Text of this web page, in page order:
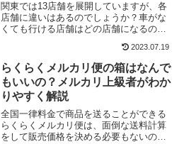
関東では13店舗を展開していますが、各
店舗に違いはあるのでしょうか？車がな
くても行ける店舗はどの店舗になるので
ガッツリと解説していきたいと思いま
す。この記事はこんな方におすすめで
す。関東に展開している店舗の特徴を知
りたい車がなくても行ける店舗を知りた
い売り場面積が一番広い店舗を知りたい
2023.07.19
らくらくメルカリ便の箱はなんで
もいいの？メルカリ上級者がわか
りやすく解説
全国一律料金で商品を送ることができる
らくらくメルカリ便は、面倒な送料計算
をして販売価格を決める必要もないので